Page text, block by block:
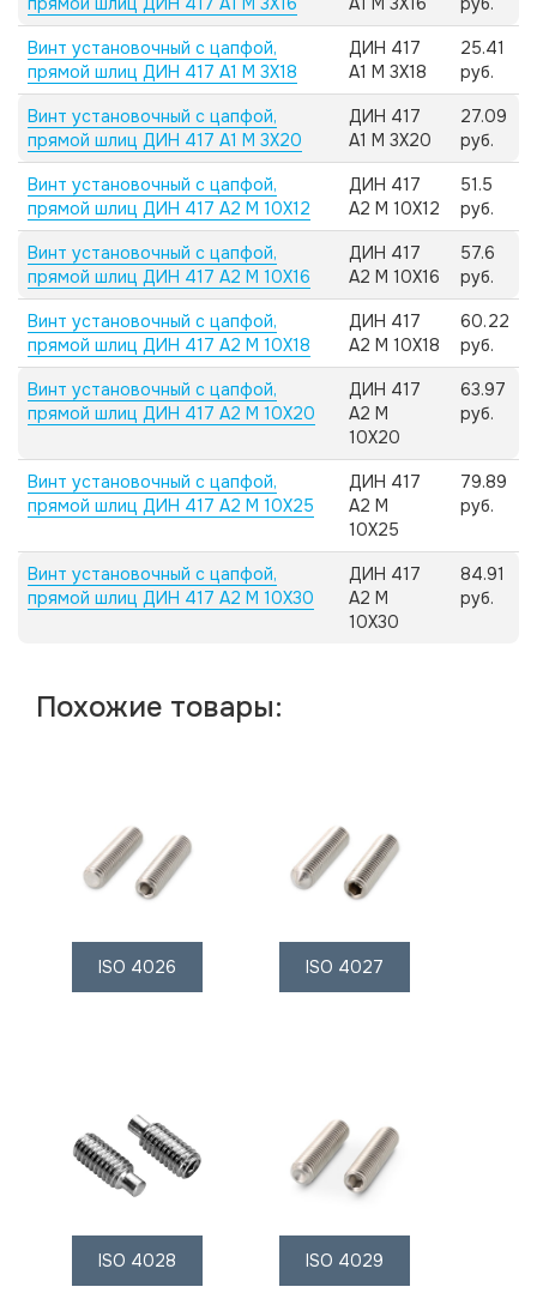
Винт установочный с цапфой,
прямой шлиц ДИН 417 А1 M 3X18
ДИН 417
А1 M 3X18
25.41
руб.
Винт установочный с цапфой,
прямой шлиц ДИН 417 А1 M 3X20
ДИН 417
А1 M 3X20
27.09
руб.
Винт установочный с цапфой,
прямой шлиц ДИН 417 А2 M 10X12
ДИН 417
А2 M 10X12
51.5
руб.
Винт установочный с цапфой,
прямой шлиц ДИН 417 А2 M 10X16
ДИН 417
А2 M 10X16
57.6
руб.
Винт установочный с цапфой,
прямой шлиц ДИН 417 А2 M 10X18
ДИН 417
А2 M 10X18
60.22
руб.
Винт установочный с цапфой,
прямой шлиц ДИН 417 А2 M 10X20
ДИН 417
А2 M
10X20
63.97
руб.
Винт установочный с цапфой,
прямой шлиц ДИН 417 А2 M 10X25
ДИН 417
А2 M
10X25
79.89
руб.
Винт установочный с цапфой,
прямой шлиц ДИН 417 А2 M 10X30
ДИН 417
А2 M
10X30
84.91
руб.
Похожие товары:
ISO 4026 ISO 4027
ISO 4028 ISO 4029